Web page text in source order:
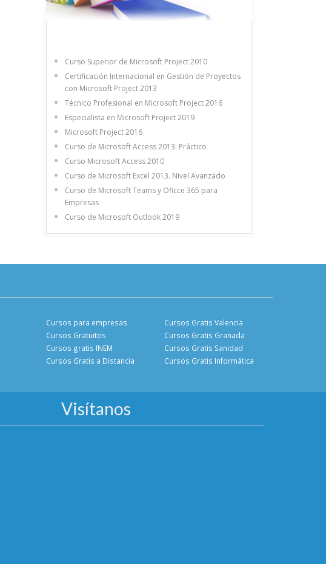
Curso Superior de Microsoft Project 2010
Certificación Internacional en Gestión de Proyectos
con Microsoft Project 2013
Técnico Profesional en Microsoft Project 2016
Especialista en Microsoft Project 2019
Microsoft Project 2016
Curso de Microsoft Access 2013: Práctico
Curso Microsoft Access 2010
Curso de Microsoft Excel 2013. Nivel Avanzado
Curso de Microsoft Teams y Oficce 365 para
Empresas
Curso de Microsoft Outlook 2019
Cursos para empresas
Cursos Gratuitos
Cursos gratis INEM
Cursos Gratis a Distancia
Cursos Gratis Valencia
Cursos Gratis Granada
Cursos Gratis Sanidad
Cursos Gratis Informática
Visítanos